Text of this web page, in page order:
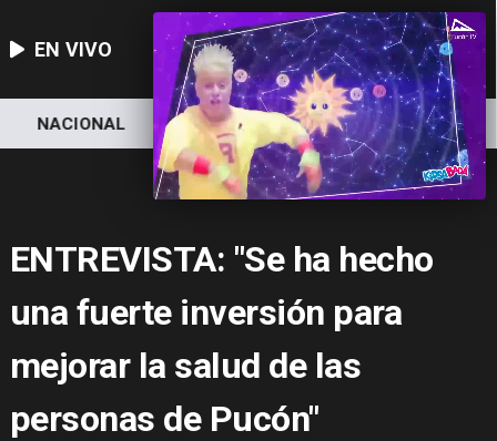
EN VIVO
NACIONAL DEPORTES ECONOMÍA
ENTREVISTA: "Se ha hecho
una fuerte inversión para
mejorar la salud de las
personas de Pucón"